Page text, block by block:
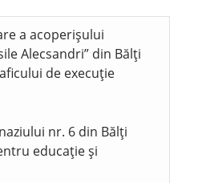
a acoperișului
Alecsandri” din Bălți
de execuție
nr. 6 din Bălți
educație și